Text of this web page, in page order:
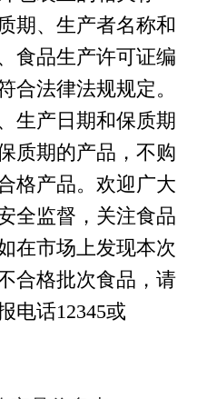
期、生产者名称和
食品生产许可证编
合法律法规规定。
生产日期和保质期
质期的产品，不购
格产品。欢迎广大
全监督，关注食品
在市场上发现本次
合格批次食品，请
电话12345或